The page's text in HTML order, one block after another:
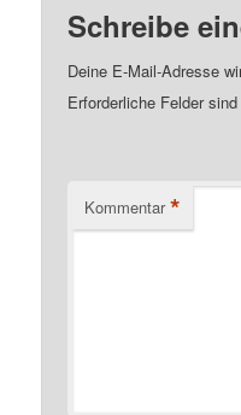
Schreibe
Deine E-Mail-Adresse
Erforderliche Felder
Kommentar *